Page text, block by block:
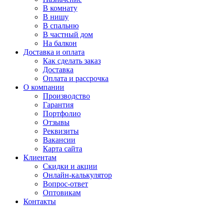
В комнату
В нишу
В спальню
В частный дом
На балкон
Доставка и оплата
Как сделать заказ
Доставка
Оплата и рассрочка
О компании
Производство
Гарантия
Портфолио
Отзывы
Реквизиты
Вакансии
Карта сайта
Клиентам
Скидки и акции
Онлайн-калькулятор
Вопрос-ответ
Оптовикам
Контакты